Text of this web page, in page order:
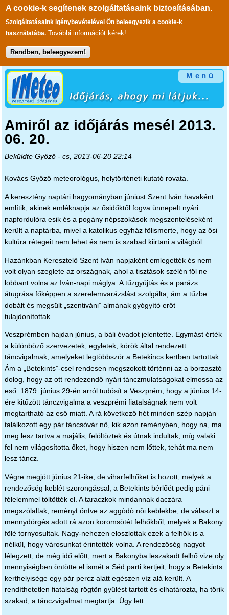
A cookie-k segítenek szolgáltatásaink biztosításában.
Szolgáltatásaink igénybevételével Ön beleegyezik a cookie-k
használatába. További információt kérek!
Rendben, beleegyezem!
Ugrás a tartalomra
Menü
Amiről az időjárás mesél 2013.
06. 20.
Beküldte Győző- cs, 2013-06-20 22:14
Kovács Győző meteorológus, helytörténeti kutató rovata.
A keresztény naptári hagyományban júniust Szent Iván havaként
említik, akinek emléknapja az ősidőktől fogva ünnepelt nyári
napfordulóra esik és a pogány népszokások megszenteléseként
került a naptárba, mivel a katolikus egyház fölismerte, hogy az ősi
kultúra rétegeit nem lehet és nem is szabad kiirtani a világból.
Hazánkban Keresztelő Szent Iván napjaként emlegették és nem
volt olyan szeglete az országnak, ahol a tisztások szélén föl ne
lobbant volna az Iván-napi máglya. A tűzgyújtás és a parázs
átugrása főképpen a szerelemvarázslást szolgálta, ám a tűzbe
dobált és megsült „szentiváni” almának gyógyító erőt
tulajdonítottak.
Veszprémben hajdan június, a báli évadot jelentette. Egymást érték
a különböző szervezetek, egyletek, körök által rendezett
táncvigalmak, amelyeket legtöbbször a Betekincs kertben tartottak.
Ám a „Betekints”-csel rendesen megszokott történni az a borzasztó
dolog, hogy az ott rendezendő nyári tánczmulatságokat elmossa az
eső. 1879. június 29-én arról tudósít a Veszprém, hogy a június 14-
ére kitűzött tánczvigalma a veszprémi fiatalságnak nem volt
megtartható az eső miatt. A rá következő hét minden szép napján
találkozott egy pár táncsóvár nő, kik azon reményben, hogy na, ma
meg lesz tartva a majális, felöltöztek és útnak indultak, míg valaki
fel nem világosította őket, hogy hiszen nem lőttek, tehát ma nem
lesz táncz.
Végre megjött június 21-ike, de viharfelhőket is hozott, melyek a
rendezőség keblét szorongással, a Betekints bérlőét pedig páni
félelemmel töltötték el. A taraczkok mindannak daczára
megszólaltak, reményt öntve az aggódó női keblekbe, de választ a
mennydörgés adott rá azon koromsötét felhőkből, melyek a Bakony
fölé tornyosultak. Nagy-nehezen eloszlottak ezek a felhők is a
nélkül, hogy városunkat érintették volna. A rendezőség nagyot
lélegzett, de még idő előtt, mert a Bakonyba leszakadt felhő vize oly
mennyiségben öntötte el ismét a Séd parti kertjeit, hogy a Betekints
kerthelyisége egy pár percz alatt egészen víz alá került. A
rendíthetetlen fiatalság rögtön gyűlést tartott és elhatározta, ha törik
szakad, a tánczvigalmat megtartja. Úgy lett.